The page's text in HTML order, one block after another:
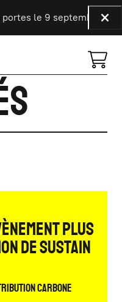
9 septembre
plus
de Sustain
carbone